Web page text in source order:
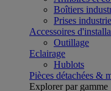
Boîtiers
Prises
Accessoires
Outillage
Eclairage
Hublots
Pièces détachées &
Explorer par gamme